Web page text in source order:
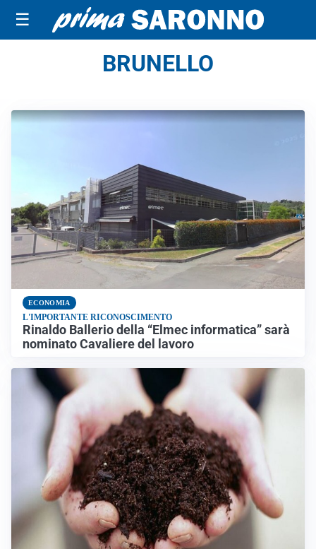
☰
BRUNELLO
ECONOMIA
L'IMPORTANTE RICONOSCIMENTO
Rinaldo Ballerio della “Elmec informatica” sarà
nominato Cavaliere del lavoro